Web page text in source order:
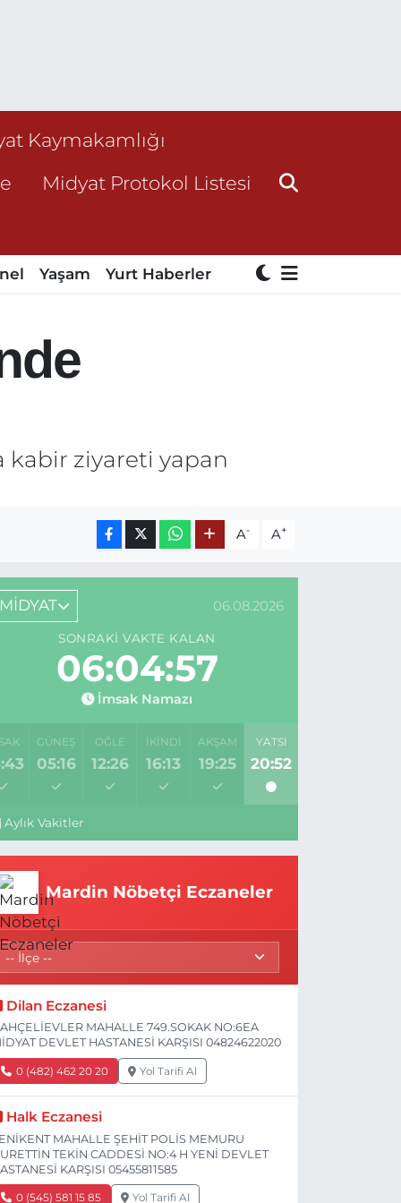
Kaymakamlığı
Midyat Protokol Listesi
Yaşam Yurt Haberler
kabir ziyareti yapan
A- A+
MİDYAT 06.08.2026
SONRAKI VAKTE KALAN
06:04:57
İmsak Namazı
GÜNEŞ
05:16
ÖĞLE
12:26
İKINDI
16:13
AKŞAM
19:25
YATSI
20:52
Aylık Vakitler
Mardin Nöbetçi Eczaneler
Dilan Eczanesi
MAHALLE 749.SOKAK NO:6EA
DEVLET HASTANESİ KARŞISI 04824622020
0 (482) 462 20 20 Yol Tarifi Al
Halk Eczanesi
MAHALLE ŞEHİT POLİS MEMURU
TEKİN CADDESİ NO:4 H YENİ DEVLET
KARŞISI 05455811585
0 (545) 581 15 85 Yol Tarifi Al